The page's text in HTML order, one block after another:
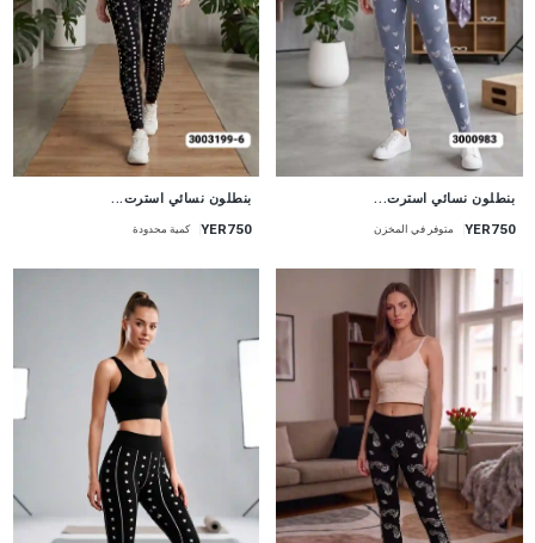
بنطلون نسائي استرت...
YER750 متوفر في المخزن
بنطلون نسائي استرت...
YER750 كمية محدودة